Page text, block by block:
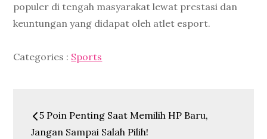
populer di tengah masyarakat lewat prestasi dan
keuntungan yang didapat oleh atlet esport.
Categories
Categories : Sports
Post
5 Poin Penting Saat Memilih HP Baru,
Jangan Sampai Salah Pilih!